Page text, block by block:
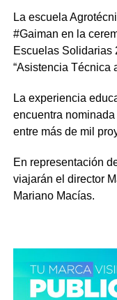
La escuela
#Gaiman en la
Escuelas Solidarias
“Asistencia Técnica
La experiencia
encuentra
entre más de mil
En representación
viajarán el director
Mariano Macías.